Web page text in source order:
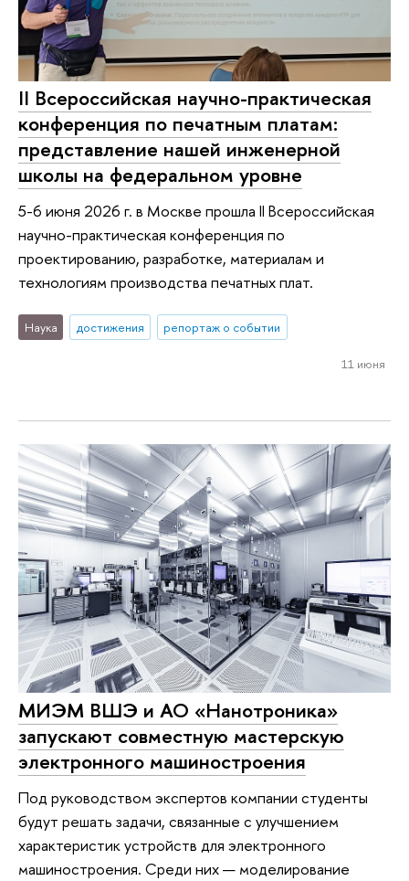
II Всероссийская научно-практическая
конференция по печатным платам:
представление нашей инженерной
школы на федеральном уровне
5-6 июня 2026 г. в Москве прошла II Bсероссийская
научно-практическая конференция по
проектированию, разработке, материалам и
технологиям производства печатных плат.
Наука достижения репортаж о событии
11 июня
МИЭМ ВШЭ и АО «Нанотроника»
запускают совместную мастерскую
электронного машиностроения
Под руководством экспертов компании студенты
будут решать задачи, связанные с улучшением
характеристик устройств для электронного
машиностроения. Среди них — моделирование